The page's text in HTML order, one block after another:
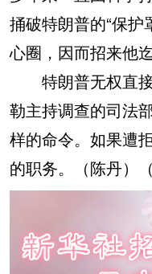
捅破特朗普的“保护
心圈，因而招来他
特朗普无权直接
勒主持调查的司法
样的命令。如果遭
的职务。（陈丹）